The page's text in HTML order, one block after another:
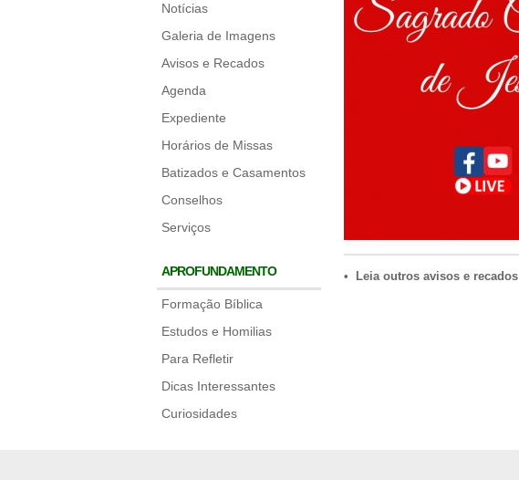
Notícias
Galeria de Imagens
Avisos e Recados
Agenda
Expediente
Horários de Missas
Batizados e Casamentos
Conselhos
Serviços
APROFUNDAMENTO
Formação Bíblica
Estudos e Homilias
Para Refletir
Dicas Interessantes
Curiosidades
• Leia outros avisos e recados